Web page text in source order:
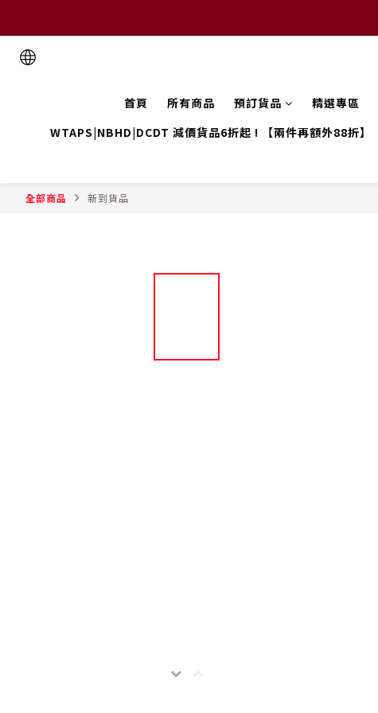
首頁 所有商品 預訂貨品 精選專區
WTAPS|NBHD|DCDT 減價貨品6折起 ! 【兩件再額外88折】
全部商品 新到貨品